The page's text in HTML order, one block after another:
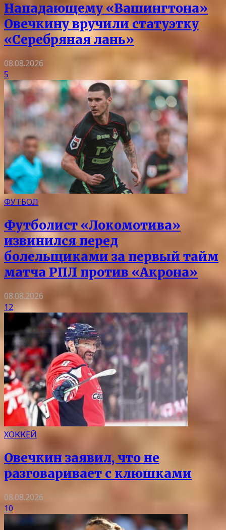
Нападающему «Вашингтона»
Овечкину вручили статуэтку
«Серебряная лань»
08.08.2026
5
ФУТБОЛ
Футболист «Локомотива»
извинился перед
болельщиками за первый тайм
матча РПЛ против «Акрона»
08.08.2026
12
ХОККЕЙ
Овечкин заявил, что не
разговаривает с клюшками
08.08.2026
10